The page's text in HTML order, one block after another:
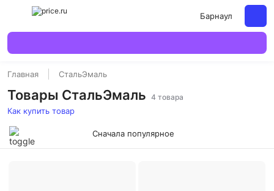
Барнаул
Главная СтальЭмаль
Товары СтальЭмаль 4 товара
Как купить товар
Сначала популярное